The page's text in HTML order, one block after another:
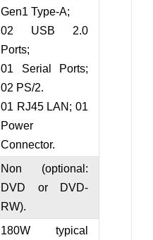
Gen1 Type-A;
02 USB 2.0
Ports;
01 Serial Ports;
02 PS/2.
01 RJ45 LAN; 01
Power
Connector.
Non (optional:
DVD or DVD-
RW).
180W typical